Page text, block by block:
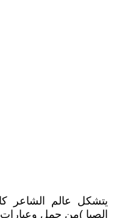
يتشكل عالم الشاعر
الصبا )من جمل